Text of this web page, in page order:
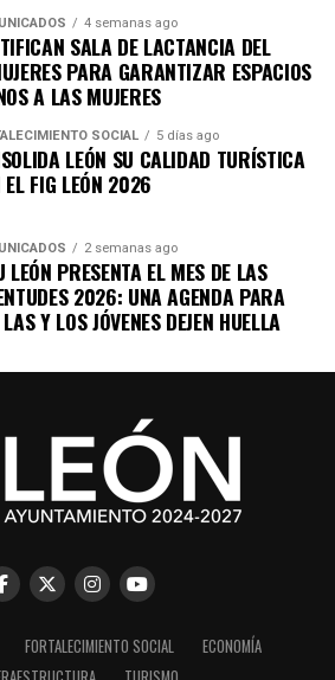
4 semanas ago
SALA DE LACTANCIA DEL
PARA GARANTIZAR ESPACIOS
A LAS MUJERES
SOCIAL 5 días ago
LEÓN SU CALIDAD TURÍSTICA
EL FIG LEÓN 2026
2 semanas ago
LEÓN PRESENTA EL MES DE LAS
2026: UNA AGENDA PARA
Y LOS JÓVENES DEJEN HUELLA
FORTALECIMIENTO SOCIAL
ECONOMÍA